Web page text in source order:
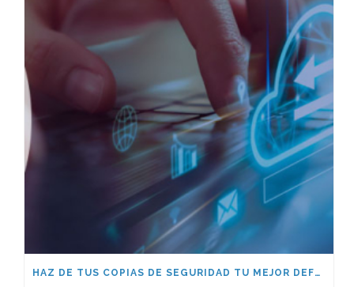
HAZ DE TUS COPIAS DE SEGURIDAD TU MEJOR DEFENSA: DESCUBRE IMPOSSIBLE CLOUD CON IEAISA